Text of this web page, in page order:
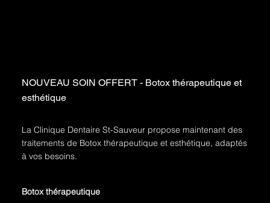
NOUVEAU SOIN OFFERT - Botox thérapeutique et
esthétique
La Clinique Dentaire St-Sauveur propose maintenant des
traitements de Botox thérapeutique et esthétique, adaptés
à vos besoins.
Botox thérapeutique